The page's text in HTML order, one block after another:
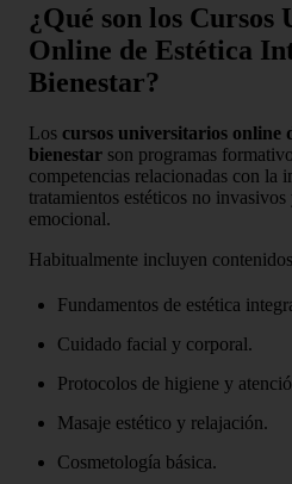
¿Qué son los
Online de Estética
Bienestar?
Los cursos universitarios online
bienestar son programas
competencias relacionadas con la
tratamientos estéticos no
emocional.
Habitualmente incluyen
Fundamentos de estética
Cuidado facial y corporal.
Protocolos de higiene y
Masaje estético y relajación.
Cosmetología básica.